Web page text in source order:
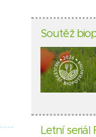
Soutěž
Letní seriál